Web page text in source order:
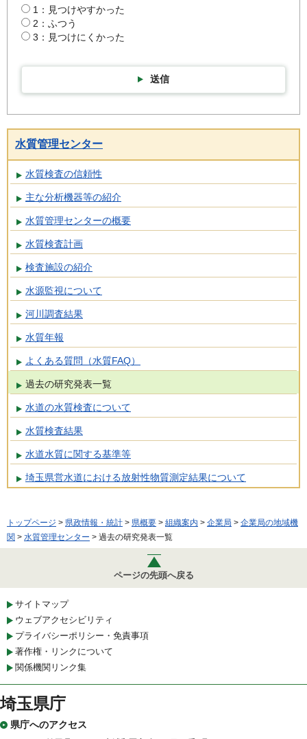
1：見つけやすかった
2：ふつう
3：見つけにくかった
送信
水質管理センター
水質検査の信頼性
主な分析機器等の紹介
水質管理センターの概要
水質検査計画
検査施設の紹介
水源監視について
河川調査結果
水質年報
よくある質問（水質FAQ）
過去の研究発表一覧
水道の水質検査について
水質検査結果
水道水質に関する基準等
埼玉県営水道における放射性物質測定結果について
トップページ > 県政情報・統計 > 県概要 > 組織案内 > 企業局 > 企業局の地域機
関 > 水質管理センター > 過去の研究発表一覧
ページの先頭へ戻る
サイトマップ
ウェブアクセシビリティ
プライバシーポリシー・免責事項
著作権・リンクについて
関係機関リンク集
埼玉県庁
県庁へのアクセス